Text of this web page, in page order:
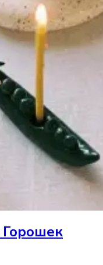
Горошек